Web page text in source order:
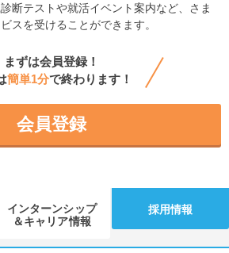
断テストや就活イベント案内など、さま
スを受けることができます。
まずは会員登録！
簡単1分で終わります！
会員登録
インターンシップ
＆キャリア情報
採用情報